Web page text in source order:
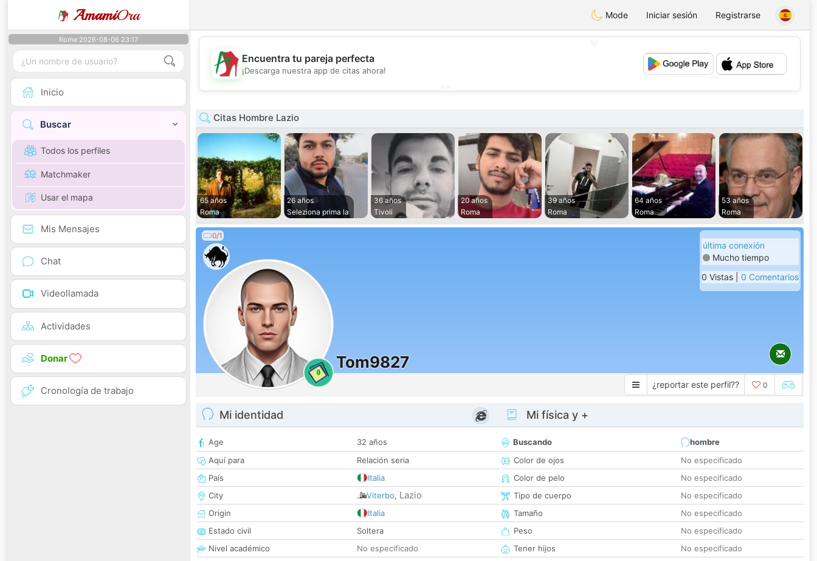
AmamiOra Mode Iniciar sesión Registrarse
Rome 2026-08-06 23:17
Inicio
Buscar
Todos los perfiles
Matchmaker
Usar el mapa
Mis Mensajes
Chat
Videollamada
Actividades
Donar
Cronología de trabajo
💖
💕
Encuentra tu pareja perfecta
¡Descarga nuestra app de citas ahora!
Citas Hombre Lazio
65 años
Roma
26 años
Seleziona prima la
36 años
Tivoli
20 años
Roma
39 años
Roma
64 años
Roma
53 años
Roma
0/1
0
Tom9827
última conexión
Mucho tiempo
0 Vistas | 0 Comentarios
¿reportar este perfil?? 0
Mi identidad
Age
32 años
Aquí para
Relación seria
País
Italia
City
Viterbo, Lazio
Origin
Italia
Estado civil
Soltera
Nivel académico
No especificado
Mi física y +
Buscando
hombre
Color de ojos
No especificado
Color de pelo
No especificado
Tipo de cuerpo
No especificado
Tamaño
No especificado
Peso
No especificado
Tener hijos
No especificado